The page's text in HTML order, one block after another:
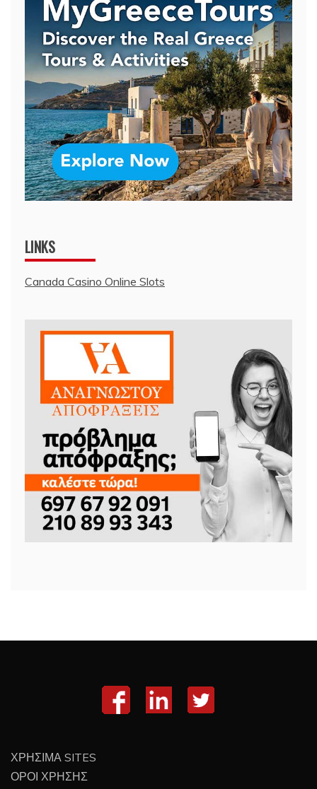
LINKS
Canada Casino Online Slots
ΧΡΗΣΙΜΑ SITES
ΟΡΟΙ ΧΡΗΣΗΣ